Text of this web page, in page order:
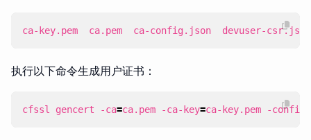
ca-key.pem  ca.pem  ca-config.json  devuser-csr.json
执行以下命令生成用户证书：
cfssl gencert -ca=ca.pem -ca-key=ca-key.pem -config